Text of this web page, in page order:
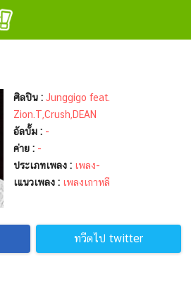
ศิลปิน : Junggigo feat.
Zion.T,Crush,DEAN
อัลบั้ม : -
ค่าย : -
ประเภทเพลง : เพลง-
เแนวเพลง : เพลงเกาหลี
ทวีตไป twitter